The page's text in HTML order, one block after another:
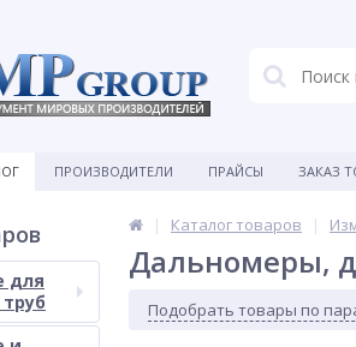
ПРОИЗВОДИТЕЛИ ПРАЙСЫ ЗАКАЗ
для
Каталог товаров
Дальномеры,
Подобрать товары по